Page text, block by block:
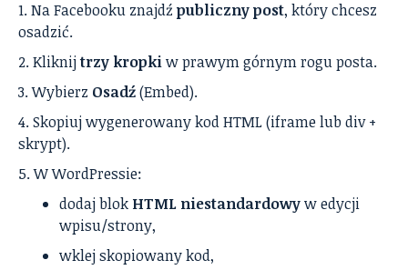
Na Facebooku znajdź publiczny post, który chcesz
osadzić.
Kliknijtrzy kropkiw prawym górnym rogu posta.
Wybierz Osadź(Embed).
Skopiuj wygenerowany kod HTML (iframe lub div +
skrypt).
W WordPressie:
dodaj blok HTML niestandardowyw edycji
wpisu/strony,
wklej skopiowany kod,